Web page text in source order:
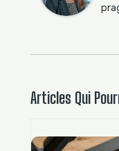
Articles Qui